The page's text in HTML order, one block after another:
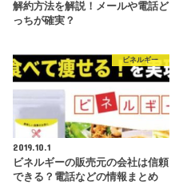
解約方法を解説！メールや電話ど
っちが確実？
ビネルギー
2019.10.1
ビネルギーの販売元の会社は信頼
できる？電話などの情報まとめ